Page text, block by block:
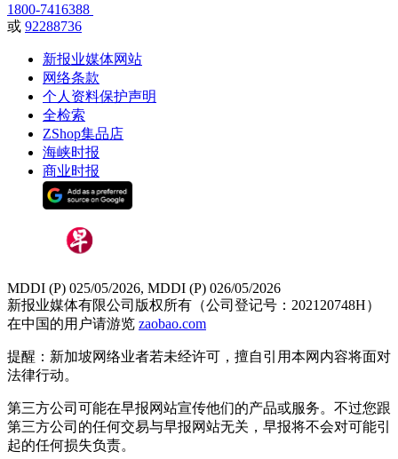
1800-7416388
或 92288736
新报业媒体网站
网络条款
个人资料保护声明
全检索
ZShop集品店
海峡时报
商业时报
MDDI (P) 025/05/2026, MDDI (P) 026/05/2026
新报业媒体有限公司版权所有（公司登记号：202120748H）
在中国的用户请游览 zaobao.com
提醒：新加坡网络业者若未经许可，擅自引用本网内容将面对
法律行动。
第三方公司可能在早报网站宣传他们的产品或服务。不过您跟
第三方公司的任何交易与早报网站无关，早报将不会对可能引
起的任何损失负责。